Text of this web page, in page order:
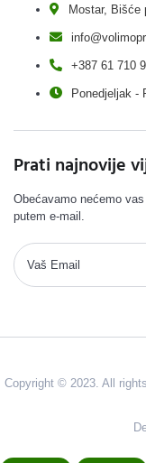
Mostar, Bišće
+387 61 710
Ponedjeljak -
Prati najnovije
Obećavamo nećemo
putem e-mail.
Copyright © 2023. All